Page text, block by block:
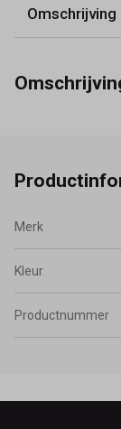
Omschrijving
Merk
Kleur
Productnummer